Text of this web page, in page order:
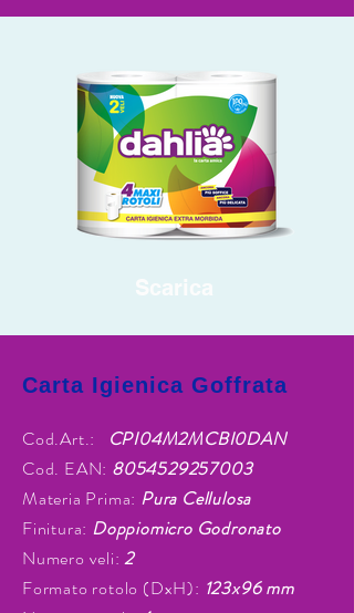
Scarica
Carta Igienica Goffrata
Cod.Art.:
CPI04M2MCBI0DAN
Cod. EAN: 8054529257003
Materia Prima: Pura Cellulosa
Finitura: Doppiomicro Godronato
Numero veli:2
Formato rotolo (DxH): 123x96 mm